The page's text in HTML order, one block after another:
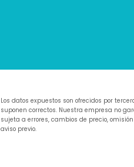
Los datos expuestos son ofrecidos por
suponen correctos. Nuestra empresa no
sujeta a errores, cambios de precio,
aviso previo.